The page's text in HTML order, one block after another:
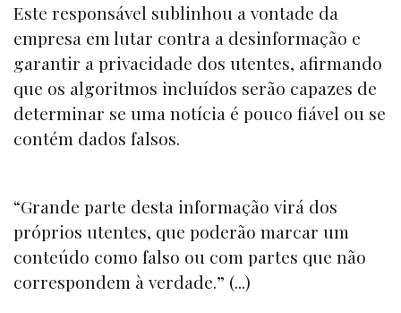
Este responsável sublinhou a vontade da
empresa em lutar contra a desinformação e
garantir a privacidade dos utentes, afirmando
que os algoritmos incluídos serão capazes de
determinar se uma notícia é pouco fiável ou se
contém dados falsos.
“Grande parte desta informação virá dos
próprios utentes, que poderão marcar um
conteúdo como falso ou com partes que não
correspondem à verdade.” (...)